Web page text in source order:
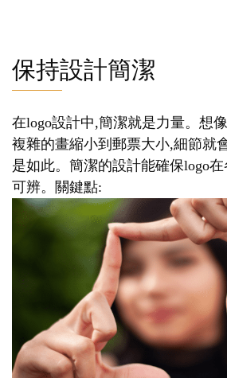
保持設計簡潔
在logo設計中,簡潔就是力量。想
複雜的畫縮小到郵票大小,細節就
是如此。簡潔的設計能確保logo
可辨。關鍵點: